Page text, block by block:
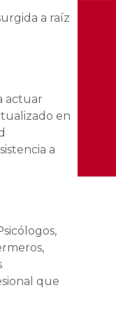
a raíz
actuar
en
a
que